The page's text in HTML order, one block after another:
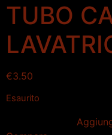
TUBO
€3.50
Esaurito